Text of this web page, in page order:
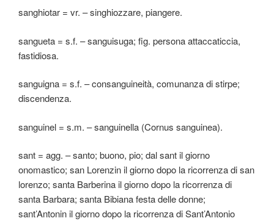
sanghiotar = vr. – singhiozzare, piangere.
sangueta = s.f. – sanguisuga; fig. persona attaccaticcia,
fastidiosa.
sanguigna = s.f. – consanguineità, comunanza di stirpe;
discendenza.
sanguinel = s.m. – sanguinella (Cornus sanguinea).
sant = agg. – santo; buono, pio; dal sant il giorno
onomastico; san Lorenzin il giorno dopo la ricorrenza di san
lorenzo; santa Barberina il giorno dopo la ricorrenza di
santa Barbara; santa Bibiana festa delle donne;
sant’Antonin il giorno dopo la ricorrenza di Sant’Antonio